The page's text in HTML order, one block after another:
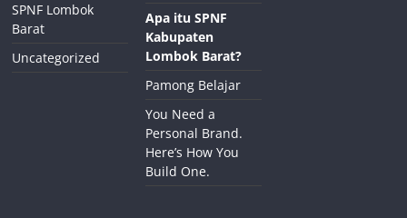
SPNF Lombok
Barat
Uncategorized
Apa itu SPNF
Kabupaten
Lombok Barat?
Pamong Belajar
You Need a
Personal Brand.
Here’s How You
Build One.